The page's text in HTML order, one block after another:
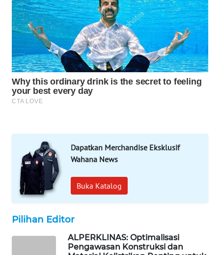
Dapatkan Merchandise Eksklusif
Wahana News
Buka Katalog
Pilihan Editor
ALPERKLINAS: Optimalisasi
Pengawasan Konstruksi dan
WAHANANEWS
NET
WAHANA
SPORT
WAHANA
UMKM
WAHANA
PERSONA
WAHANA
OTOMOTIF
WAHANA
HEALTH